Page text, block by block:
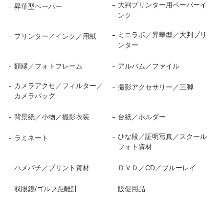
昇華型ペーパー
大判プリンター用ペーパーイ
ンク
プリンター／インク／用紙
ミニラボ／昇華型／大判プリ
ンター
額縁／フォトフレーム アルバム／ファイル
カメラアクセ／フィルター／
カメラバッグ
撮影アクセサリー／三脚
背景紙／小物／撮影衣装 台紙／ホルダー
ラミネート
ひな段／証明写真／スクール
フォト資材
ハメパチ／プリント資材 ＤＶＤ／CD／ブルーレイ
双眼鏡/ゴルフ距離計 販促用品